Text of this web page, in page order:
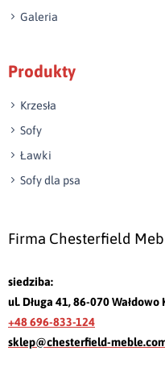
Galeria
Produkty
Krzesła
Sofy
Ławki
Sofy dla psa
Firma Chesterfield
siedziba:
ul. Długa 41, 86-070
+48 696-833-124
sklep@chesterfield-